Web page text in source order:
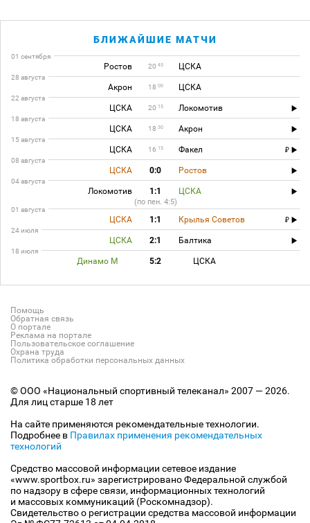
БЛИЖАЙШИЕ МАТЧИ
01 сентября
Ростов 20 45 ЦСКА
28 августа
Акрон 18 00 ЦСКА
22 августа
ЦСКА 20 15 Локомотив
18 августа
ЦСКА 18 30 Акрон
15 августа
ЦСКА 16 15 Факел
08 августа
ЦСКА 0:0 Ростов
04 августа
Локомотив 1:1 ЦСКА
(по пен. 4:5)
01 августа
ЦСКА 1:1 Крылья Советов
24 июля
ЦСКА 2:1 Балтика
18 июля
Динамо М 5:2 ЦСКА
Помощь
Обратная связь
О портале
Реклама на портале
Пользовательское соглашение
Охрана труда
Политика обработки персональных данных
© ООО «Национальный спортивный телеканал» 2007 — 2026.
Для лиц старше 18 лет
На сайте применяются рекомендательные технологии.
Подробнее в Правилах применения рекомендательных
технологий
Средство массовой информации сетевое издание
«www.sportbox.ru» зарегистрировано Федеральной службой
по надзору в сфере связи, информационных технологий
и массовых коммуникаций (Роскомнадзор).
Свидетельство о регистрации средства массовой информации